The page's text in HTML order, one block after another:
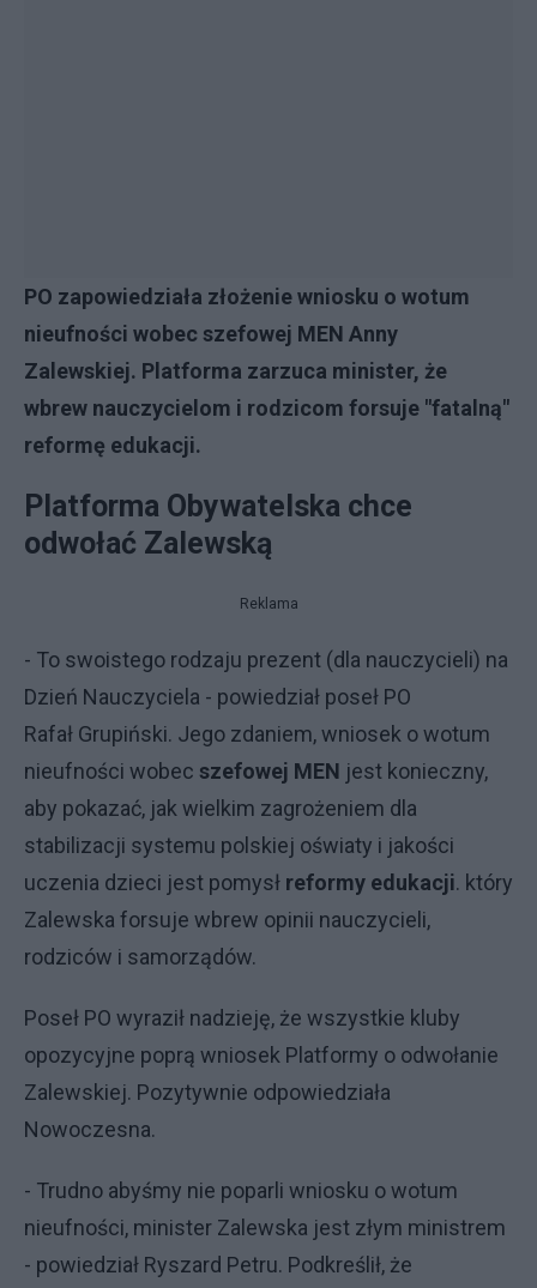
PO zapowiedziała złożenie wniosku o wotum
nieufności wobec szefowej MEN Anny
Zalewskiej. Platforma zarzuca minister, że
wbrew nauczycielom i rodzicom forsuje "fatalną"
reformę edukacji.
Platforma Obywatelska chce
odwołać Zalewską
Reklama
- To swoistego rodzaju prezent (dla nauczycieli) na
Dzień Nauczyciela - powiedział poseł PO
Rafał Grupiński. Jego zdaniem, wniosek o wotum
nieufności wobec szefowej MEN jest konieczny,
aby pokazać, jak wielkim zagrożeniem dla
stabilizacji systemu polskiej oświaty i jakości
uczenia dzieci jest pomysł reformy edukacji. który
Zalewska forsuje wbrew opinii nauczycieli,
rodziców i samorządów.
Poseł PO wyraził nadzieję, że wszystkie kluby
opozycyjne poprą wniosek Platformy o odwołanie
Zalewskiej. Pozytywnie odpowiedziała
Nowoczesna.
- Trudno abyśmy nie poparli wniosku o wotum
nieufności, minister Zalewska jest złym ministrem
- powiedział Ryszard Petru. Podkreślił, że